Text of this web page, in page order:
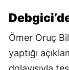
Ömer Oruç
yaptığı